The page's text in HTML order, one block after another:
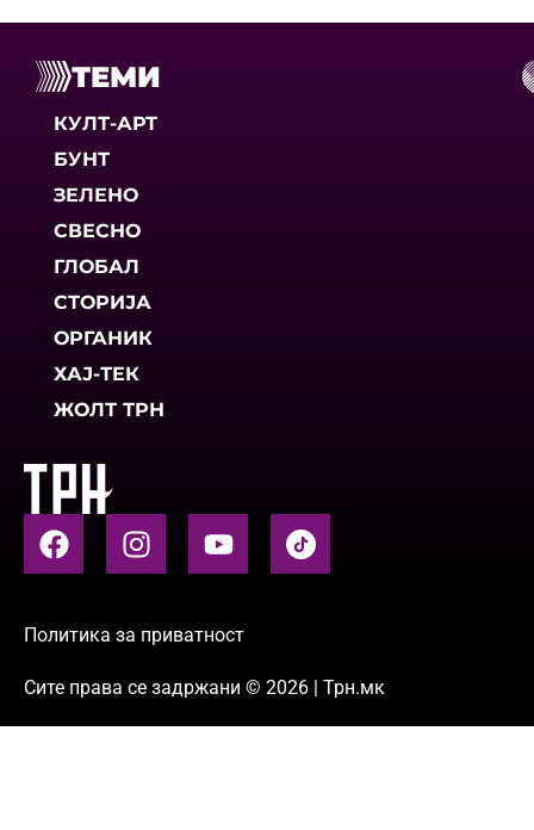
ТЕМИ
КУЛТ-АРТ
БУНТ
ЗЕЛЕНО
СВЕСНО
ГЛОБАЛ
СТОРИЈА
ОРГАНИК
ХАЈ-ТЕК
ЖОЛТ ТРН
Политика за приватност
Сите права се задржани © 2026 | Трн.мк